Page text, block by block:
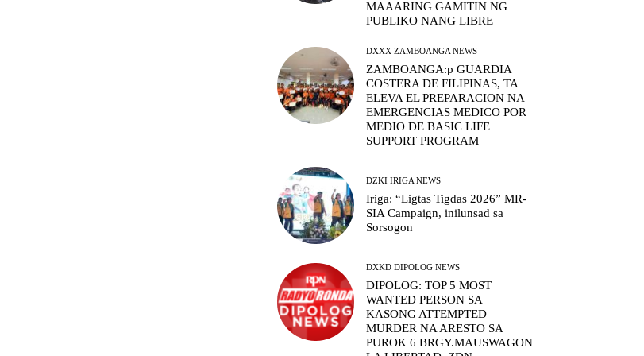
MAAARING GAMITIN NG
PUBLIKO NANG LIBRE
DXXX ZAMBOANGA NEWS
ZAMBOANGA:p GUARDIA
COSTERA DE FILIPINAS, TA
ELEVA EL PREPARACION NA
EMERGENCIAS MEDICO POR
MEDIO DE BASIC LIFE
SUPPORT PROGRAM
DZKI IRIGA NEWS
Iriga: “Ligtas Tigdas 2026” MR-
SIA Campaign, inilunsad sa
Sorsogon
DXKD DIPOLOG NEWS
DIPOLOG: TOP 5 MOST
WANTED PERSON SA
KASONG ATTEMPTED
MURDER NA ARESTO SA
PUROK 6 BRGY.MAUSWAGON